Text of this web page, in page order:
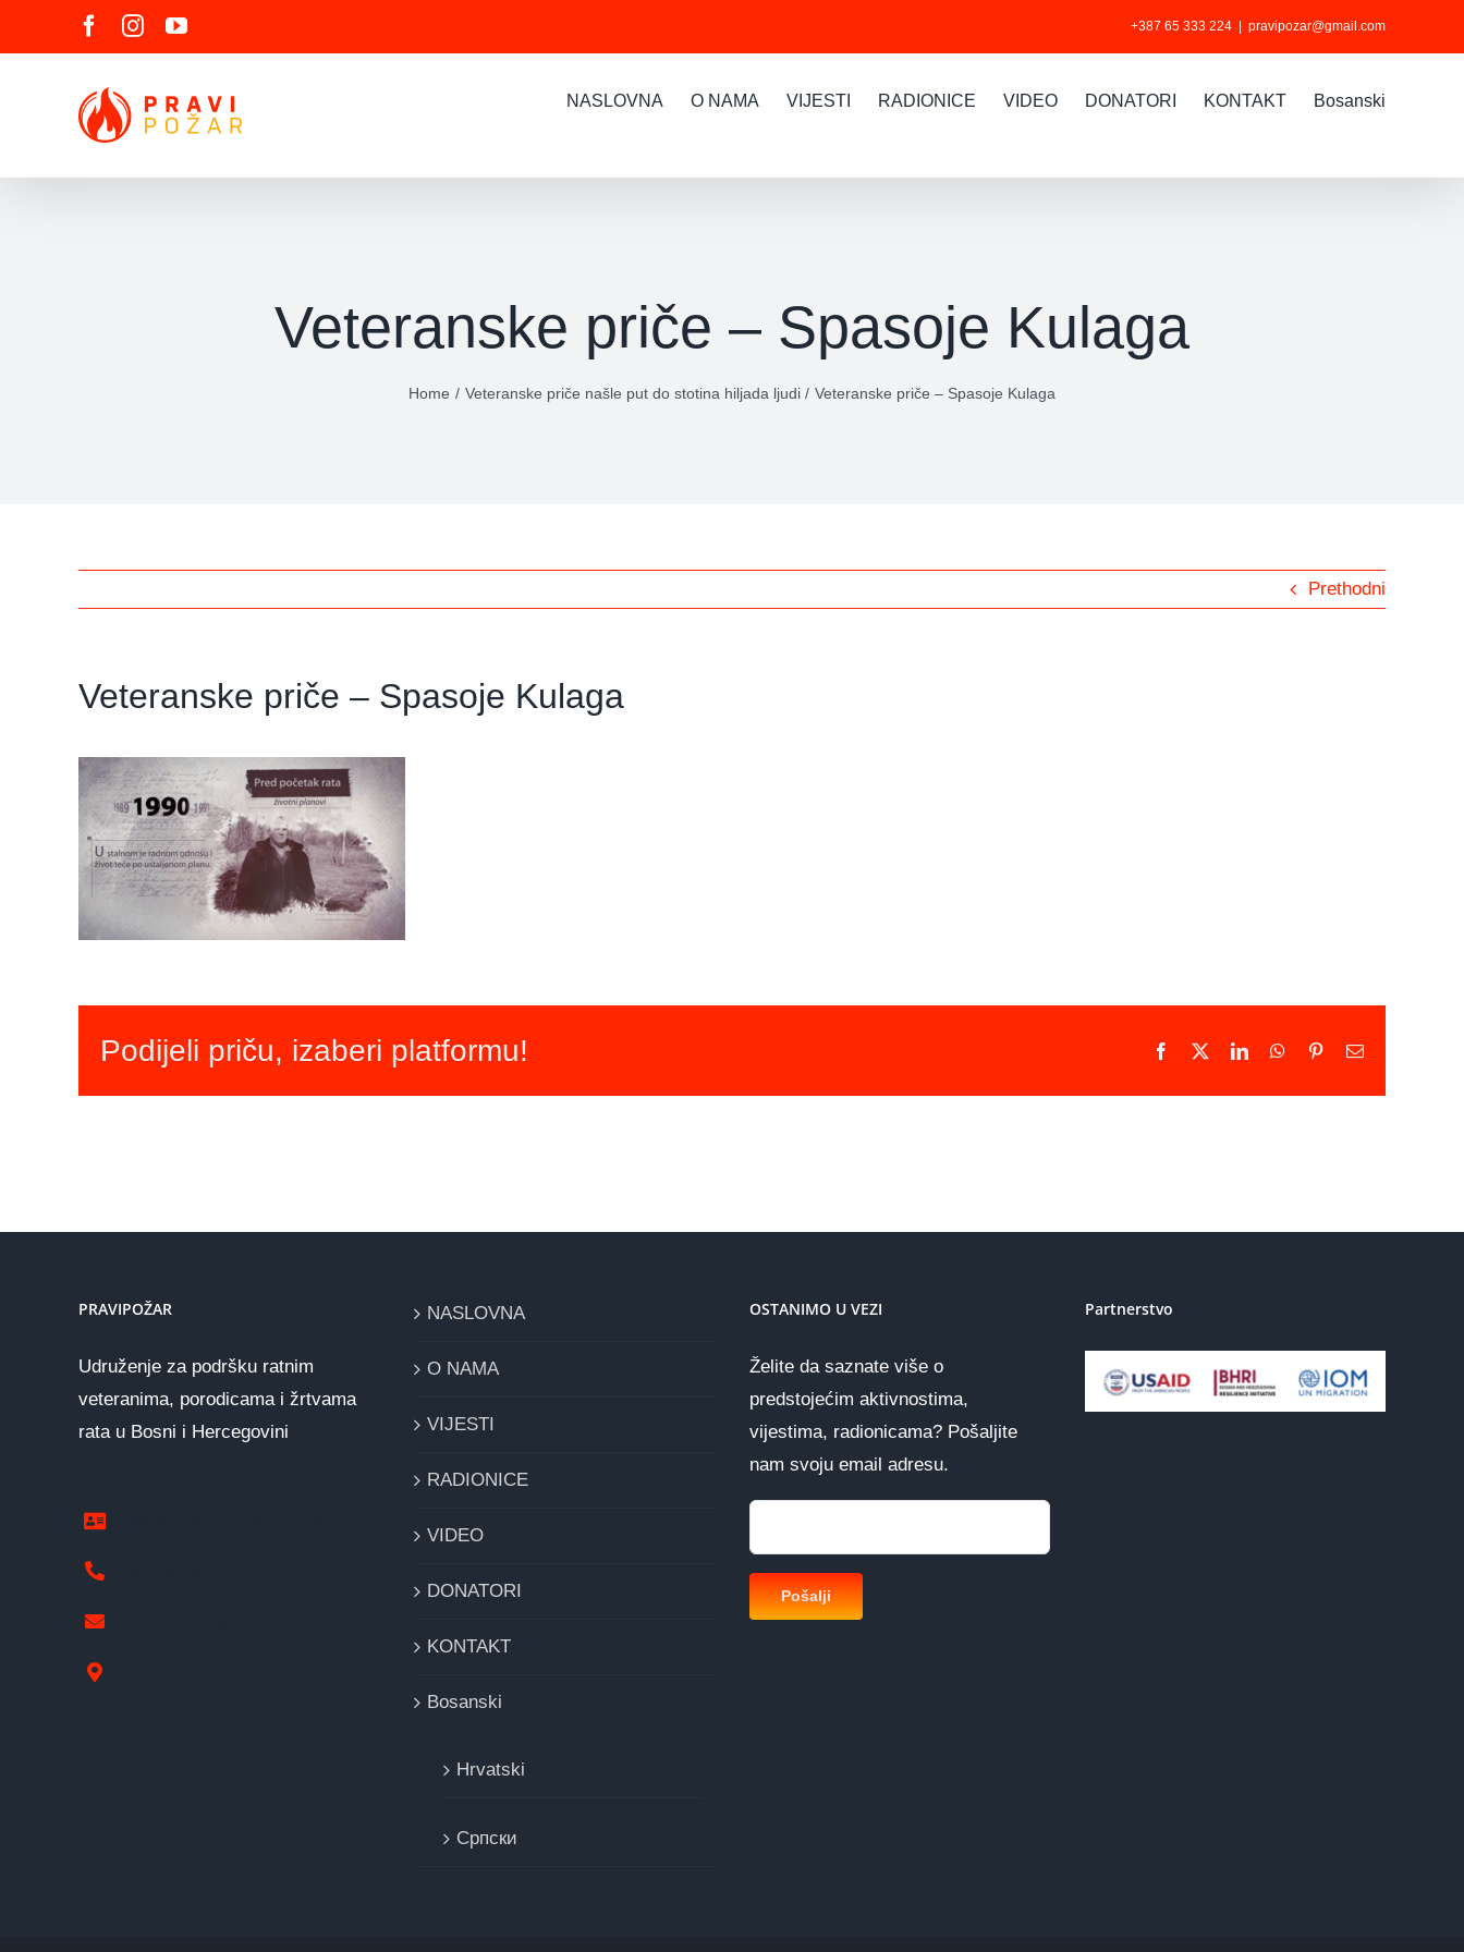
Facebook
InstagramYouTube +387 65 333 224 pravipozar@gmail.com
NASLOVNA O NAMA VIJESTI RADIONICE VIDEO DONATORI KONTAKT Bosanski
Veteranske priče – Spasoje Kulaga
Home Veteranske priče našle put do stotina hiljada ljudi Veteranske priče – Spasoje Kulaga
Prethodni
Veteranske priče – Spasoje Kulaga
Podijeli priču, izaberi platformu! Facebook LinkedInWhatsApp
PinterestEmail
PRAVIPOŽAR
Udruženje za podršku ratnim
veteranima, porodicama i žrtvama
rata u Bosni i Hercegovini
NASLOVNA
O NAMA
VIJESTI
RADIONICE
VIDEO
DONATORI
KONTAKT
Bosanski
Hrvatski
Cрпски
OSTANIMO U VEZI
Želite da saznate više o
predstojećim aktivnostima,
vijestima, radionicama? Pošaljite
nam svoju email adresu.
Partnerstvo